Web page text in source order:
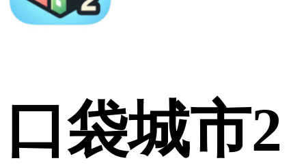
口袋城市2